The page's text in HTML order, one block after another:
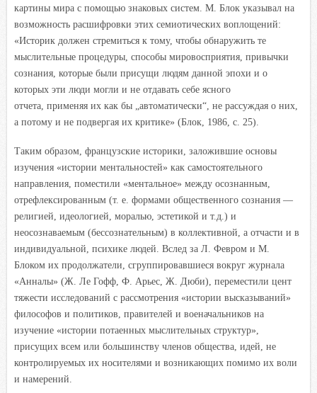
картины мира с помощью знаковых систем. М. Блок указывал на
возможность расшифровки этих семиотических воплощений:
«Историк должен стремиться к тому, чтобы обнаружить те
мыслительные процедуры, способы мировосприятия, привычки
сознания, которые были присущи людям данной эпохи и о
которых эти люди могли и не отдавать себе ясного
отчета, применяя их как бы „автоматически“, не рассуждая о них,
а потому и не подвергая их критике» (Блок, 1986, с. 25).
Таким образом, французские историки, заложившие основы
изучения «истории ментальностей» как самостоятельного
направления, поместили «ментальное» между осознанным,
отрефлексированным (т. е. формами общественного сознания —
религией, идеологией, моралью, эстетикой и т.д.) и
неосознаваемым (бессознательным) в коллективной, а отчасти и в
индивидуальной, психике людей. Вслед за Л. Февром и М.
Блоком их продолжатели, сгруппировавшиеся вокруг журнала
«Анналы» (Ж. Ле Гофф, Ф. Арьес, Ж. Дюби), переместили цент
тяжести исследований с рассмотрения «истории высказываний»
философов и политиков, правителей и военачальников на
изучение «истории потаенных мыслительных структур»,
присущих всем или большинству членов общества, идей, не
контролируемых их носителями и возникающих помимо их воли
и намерений.